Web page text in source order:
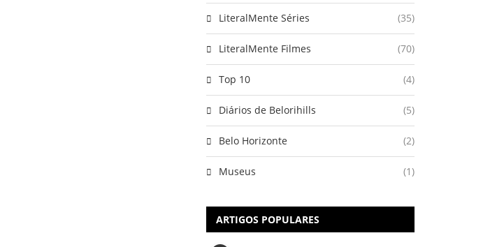
LiteralMente Séries (35)
LiteralMente Filmes (70)
Top 10 (4)
Diários de Belorihills (5)
Belo Horizonte (2)
Museus (1)
ARTIGOS POPULARES